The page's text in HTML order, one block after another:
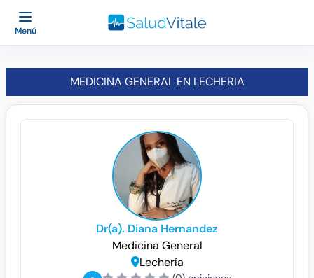
Menú
MEDICINA GENERAL EN LECHERIA
Dr(a). Diana Hernandez
Medicina General
Lechería